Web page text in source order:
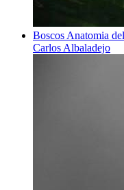
Boscos Anatomia
Carlos Albaladejo